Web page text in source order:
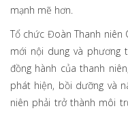
mạnh mẽ hơn.
Tổ chức Đoàn Thanh niên
mới nội dung và phương
đồng hành của thanh
phát hiện, bồi dưỡng và
niên phải trở thành môi